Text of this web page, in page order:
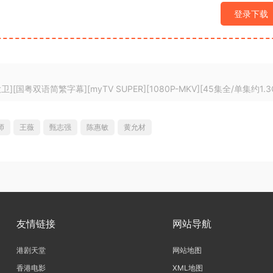
登录下载
][国粤双语简繁字幕][myTV SUPER][1080P-MKV][45集全/单集约
王薇 甄志强 陈惠敏 黄允材
友情链接
港剧天堂
香港电影
网站导航
网站地图
XML地图